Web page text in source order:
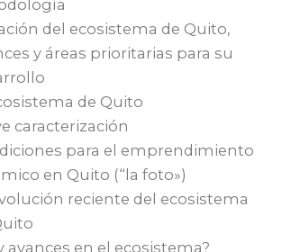
del ecosistema de Quito,
y áreas prioritarias para su
de Quito
caracterización
para el emprendimiento
en Quito (“la foto»)
reciente del ecosistema
avances en el ecosistema?